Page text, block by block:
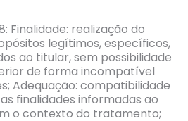
Finalidade: realização do
legítimos, específicos,
ao titular, sem possibilidade
de forma incompatível
Adequação: compatibilidade
finalidades informadas ao
o contexto do tratamento;